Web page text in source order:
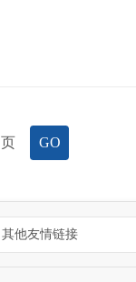
页 GO
其他友情链接